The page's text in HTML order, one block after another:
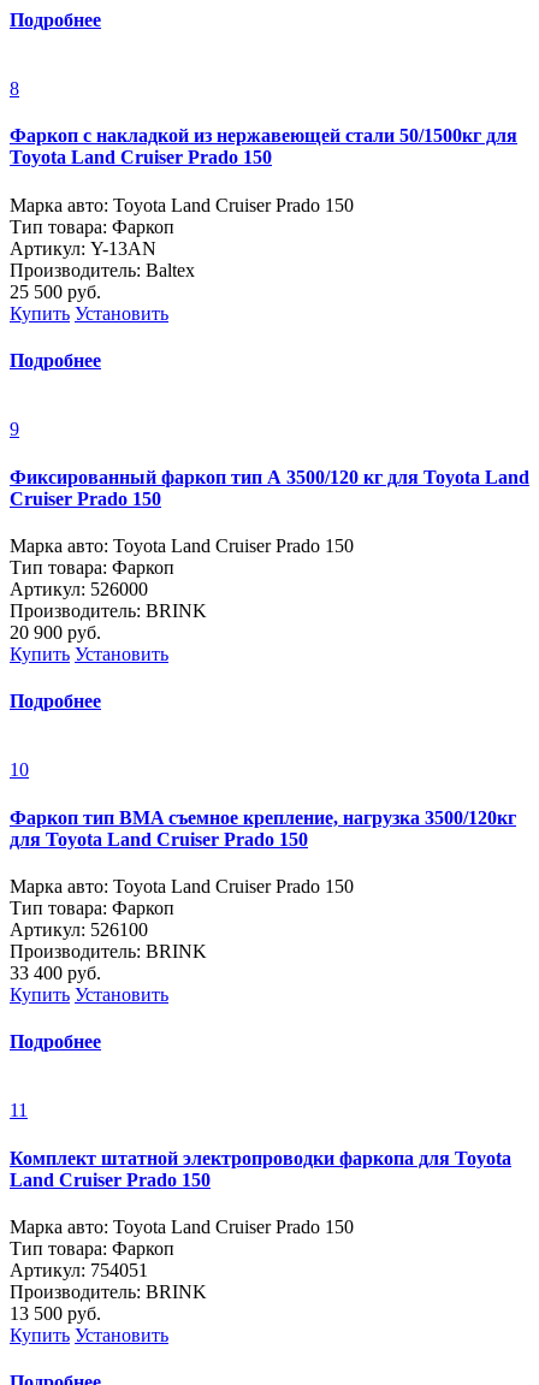
Подробнее
8
Фаркоп c накладкой из нержавеющей стали 50/1500кг для
Toyota Land Cruiser Prado 150
Марка авто: Toyota Land Cruiser Prado 150
Тип товара: Фаркоп
Артикул: Y-13AN
Производитель: Baltex
25 500 руб.
Купить Установить
Подробнее
9
Фиксированный фаркоп тип А 3500/120 кг для Toyota Land
Cruiser Prado 150
Марка авто: Toyota Land Cruiser Prado 150
Тип товара: Фаркоп
Артикул: 526000
Производитель: BRINK
20 900 руб.
Купить Установить
Подробнее
10
Фаркоп тип BMA съемное крепление, нагрузка 3500/120кг
для Toyota Land Cruiser Prado 150
Марка авто: Toyota Land Cruiser Prado 150
Тип товара: Фаркоп
Артикул: 526100
Производитель: BRINK
33 400 руб.
Купить Установить
Подробнее
11
Комплект штатной электропроводки фаркопа для Toyota
Land Cruiser Prado 150
Марка авто: Toyota Land Cruiser Prado 150
Тип товара: Фаркоп
Артикул: 754051
Производитель: BRINK
13 500 руб.
Купить Установить